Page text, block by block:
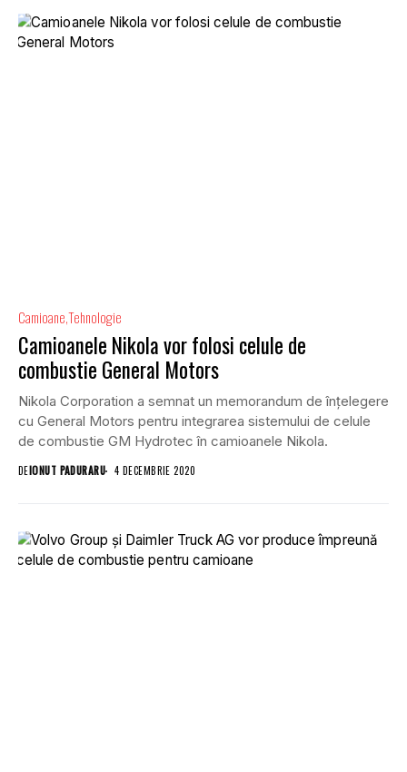
CamioaneTehnologie
Camioanele Nikola vor folosi celule de
combustie General Motors
Nikola Corporation a semnat un memorandum de înțelegere
cu General Motors pentru integrarea sistemului de celule
de combustie GM Hydrotec în camioanele Nikola.
DEIONUT PADURARU 4 DECEMBRIE 2020